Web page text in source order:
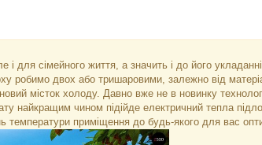
для сімейного життя, а значить і до його
робимо двох або тришаровими, залежно від
місток холоду. Давно вже не в новинку
найкращим чином підійде електричний тепла
температури приміщення до будь-якого для вас